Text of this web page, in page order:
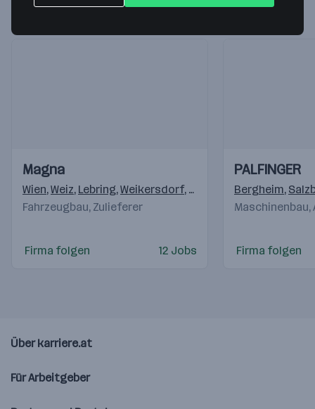
interessieren
Videos
Einblicke
Einblicke
Magna
Wien,Weiz, Lebring,Weikersdorf, Krottendorf (Weiz),
Fahrzeugbau, Zulieferer
Firma folgen 12 Jobs
Videos
Einblicke
Einblicke
PALFINGER
Bergheim,
Maschinenbau,
Firma folgen
Über karriere.at
Für Arbeitgeber